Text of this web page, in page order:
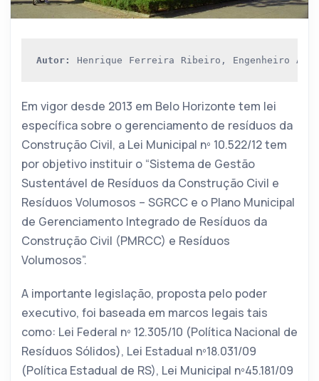
Autor: Henrique Ferreira Ribeiro, Engenheiro
Em vigor desde 2013 em Belo Horizonte tem lei
específica sobre o gerenciamento de resíduos da
Construção Civil, a Lei Municipal nº 10.522/12 tem
por objetivo instituir o “Sistema de Gestão
Sustentável de Resíduos da Construção Civil e
Resíduos Volumosos – SGRCC e o Plano Municipal
de Gerenciamento Integrado de Resíduos da
Construção Civil (PMRCC) e Resíduos
Volumosos”.
A importante legislação, proposta pelo poder
executivo, foi baseada em marcos legais tais
como: Lei Federal nº 12.305/10 (Política Nacional de
Resíduos Sólidos), Lei Estadual nº18.031/09
(Política Estadual de RS), Lei Municipal nº45.181/09